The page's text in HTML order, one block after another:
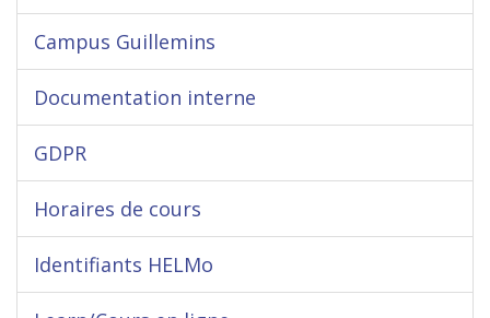
Campus Guillemins
Documentation interne
GDPR
Horaires de cours
Identifiants HELMo